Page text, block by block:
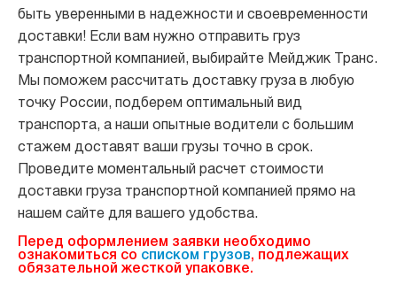
быть уверенными в надежности и своевременности
доставки! Если вам нужно отправить груз
транспортной компанией, выбирайте Мейджик Транс.
Мы поможем рассчитать доставку груза в любую
точку России, подберем оптимальный вид
транспорта, а наши опытные водители с большим
стажем доставят ваши грузы точно в срок.
Проведите моментальный расчет стоимости
доставки груза транспортной компанией прямо на
нашем сайте для вашего удобства.
Перед оформлением заявки необходимо
ознакомиться со списком грузов, подлежащих
обязательной жесткой упаковке.